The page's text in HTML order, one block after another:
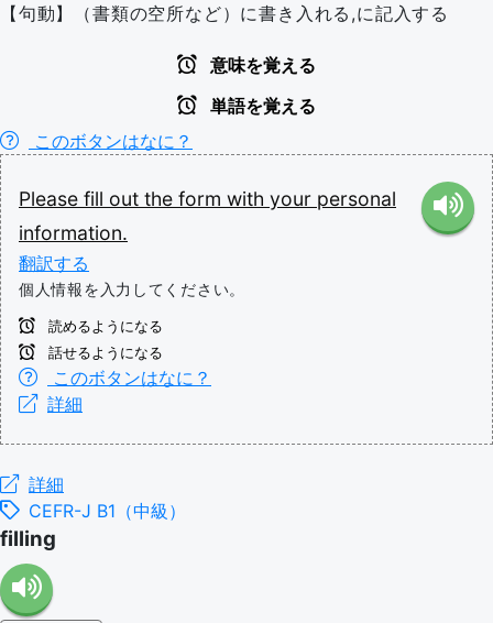
【句動】（書類の空所など）に書き入れる,に記入する
意味を覚える
単語を覚える
このボタンはなに？
Please fill out the form with your personal
information.
翻訳する
個人情報を入力してください。
読めるようになる
話せるようになる
このボタンはなに？
詳細
詳細
CEFR-J B1（中級）
filling